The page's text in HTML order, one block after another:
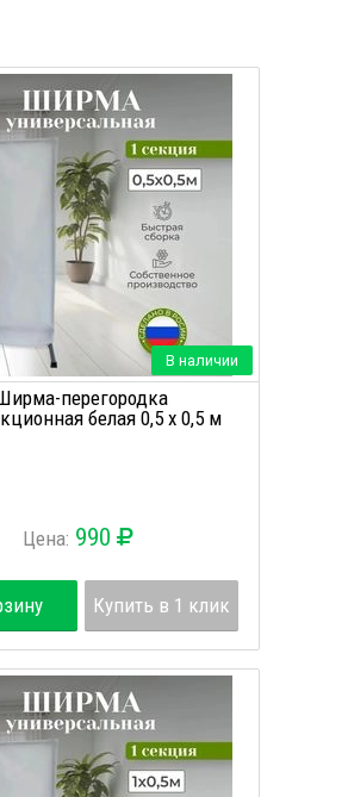
В наличии
перегородка
белая 0,5 х 0,5 м
Цена: 990
Купить в 1 клик